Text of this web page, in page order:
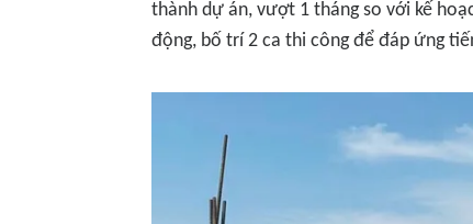
thành dự án, vượt 1 tháng so với kế
động, bố trí 2 ca thi công để đáp ứng